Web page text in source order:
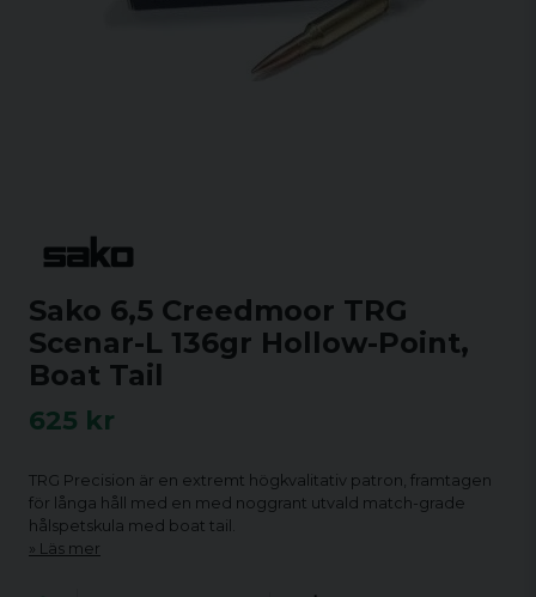
Sako 6,5 Creedmoor TRG
Scenar-L 136gr Hollow-Point,
Boat Tail
625 kr
TRG Precision är en extremt högkvalitativ patron, framtagen
för långa håll med en med noggrant utvald match-grade
hålspetskula med boat tail.
Läs mer